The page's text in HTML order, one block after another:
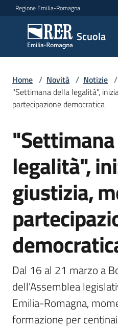
Vai al contenuto
Vai alla navigazione
Vai al footer
Regione Emilia-Romagna
Scuola
Scuola
Argomenti
Servizi
Leggi,
atti
e
bandi
Piani,
programmi
progetti
Home / Novità / Notizie /
"Settimana della legalità",
partecipazione democratica
Salta al contenuto
legalità",
giustizia,
Dal 16 al 21 marzo a
dell'Assemblea
Emilia-Romagna,
formazione per